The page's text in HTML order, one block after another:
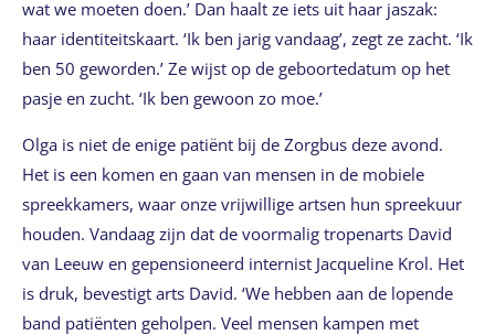
wat we moeten doen.’ Dan haalt ze iets uit haar jaszak:
haar identiteitskaart. ‘Ik ben jarig vandaag’, zegt ze zacht. ‘Ik
ben 50 geworden.’ Ze wijst op de geboortedatum op het
pasje en zucht. ‘Ik ben gewoon zo moe.’
Olga is niet de enige patiënt bij de Zorgbus deze avond.
Het is een komen en gaan van mensen in de mobiele
spreekkamers, waar onze vrijwillige artsen hun spreekuur
houden. Vandaag zijn dat de voormalig tropenarts David
van Leeuw en gepensioneerd internist Jacqueline Krol. Het
is druk, bevestigt arts David. ‘We hebben aan de lopende
band patiënten geholpen. Veel mensen kampen met